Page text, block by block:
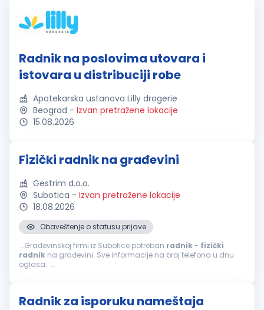
Radnik na poslovima utovara i
istovara u distribuciji robe
Apotekarska ustanova Lilly drogerie
Beograd - Izvan pretražene lokacije
15.08.2026
Fizički radnik na građevini
Gestrim d.o.o.
Subotica - Izvan pretražene lokacije
18.08.2026
Obaveštenje o statusu prijave
...Građevinskoj firmi iz Subotice potreban radnik- fizički
radnik na građevini. Sve informacije na broj telefona u dnu
oglasa. ...
Radnik za isporuku nameštaja